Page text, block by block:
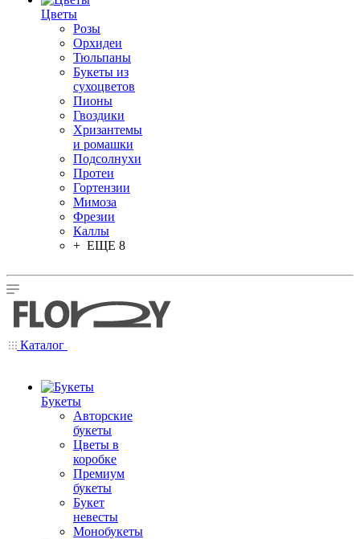
Цветы
Розы
Орхидеи
Тюльпаны
Букеты из
сухоцветов
Пионы
Гвоздики
Хризантемы
и ромашки
Подсолнухи
Протеи
Гортензии
Мимоза
Фрезии
Каллы
+ ЕЩЕ 8
Каталог
Букеты
Авторские
букеты
Цветы в
коробке
Премиум
букеты
Букет
невесты
Монобукеты